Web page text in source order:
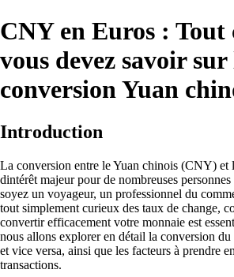
CNY en Euros : Tout
vous devez savoir sur
conversion Yuan
Introduction
La conversion entre le Yuan chinois (CNY) et
dintérêt majeur pour de nombreuses
soyez un voyageur, un professionnel du
tout simplement curieux des taux de change,
convertir efficacement votre monnaie est
nous allons explorer en détail la conversion
et vice versa, ainsi que les facteurs à prendre
transactions.